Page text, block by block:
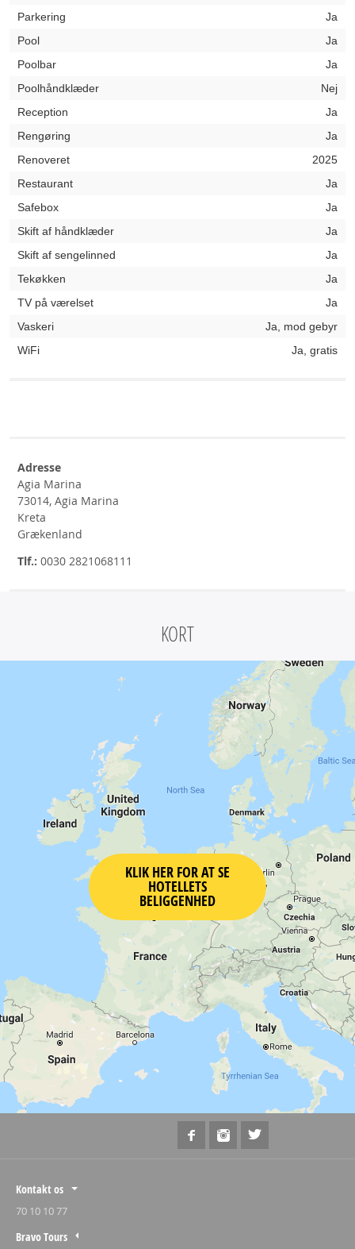
Parkering
Ja
Pool
Ja
Poolbar
Ja
Poolhåndklæder
Nej
Reception
Ja
Rengøring
Ja
Renoveret
2025
Restaurant
Ja
Safebox
Ja
Skift af håndklæder
Ja
Skift af sengelinned
Ja
Tekøkken
Ja
TV på værelset
Ja
Vaskeri
Ja, mod gebyr
WiFi
Ja, gratis
Adresse
Agia Marina
73014, Agia Marina
Kreta
Grækenland
Tlf.: 0030 2821068111
KORT
KLIK HER FOR AT SE
HOTELLETS
BELIGGENHED
Kontakt os
70 10 10 77
Bravo Tours